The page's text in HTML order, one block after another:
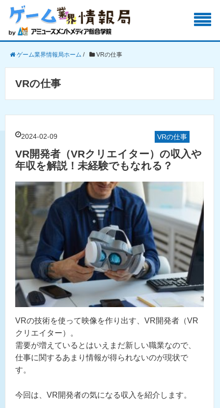
ゲーム業界情報局ホーム / VRの仕事
VRの仕事
2024-02-09 VRの仕事
VR開発者（VRクリエイター）の収入や
年収を解説！未経験でもなれる？
VRの技術を使って映像を作り出す、VR開発者（VR
クリエイター）。
需要が増えているとはいえまだ新しい職業なので、
仕事に関するあまり情報が得られないのが現状で
す。
今回は、VR開発者の気になる収入を紹介します。